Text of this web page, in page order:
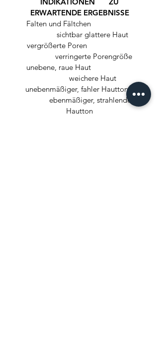
ERWARTENDE ERGEBNISSE
Falten und Fältchen
sichtbar glattere Haut
vergrößerte Poren
verringerte Porengröße
unebene, raue Haut
weichere Haut
unebenmäßiger, fahler Hautton
ebenmäßiger, strahlender
Hautton